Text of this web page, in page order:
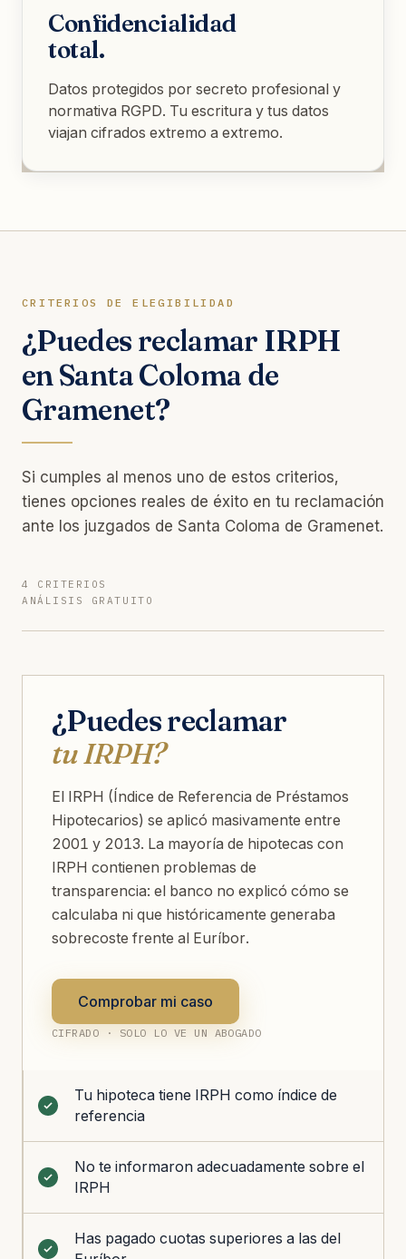
Confidencialidad
total.
Datos protegidos por secreto profesional y
normativa RGPD. Tu escritura y tus datos
viajan cifrados extremo a extremo.
CRITERIOS DE ELEGIBILIDAD
¿Puedes reclamar IRPH
en Santa Coloma de
Gramenet?
Si cumples al menos uno de estos criterios,
tienes opciones reales de éxito en tu reclamación
ante los juzgados de Santa Coloma de Gramenet.
4 CRITERIOS
ANÁLISIS GRATUITO
¿Puedes reclamar
tu IRPH?
El IRPH (Índice de Referencia de Préstamos
Hipotecarios) se aplicó masivamente entre
2001 y 2013. La mayoría de hipotecas con
IRPH contienen problemas de
transparencia: el banco no explicó cómo se
calculaba ni que históricamente generaba
sobrecoste frente al Euríbor.
Comprobar mi caso
CIFRADO · SOLO LO VE UN ABOGADO
Tu hipoteca tiene IRPH como índice de
referencia
No te informaron adecuadamente sobre el
IRPH
Has pagado cuotas superiores a las del